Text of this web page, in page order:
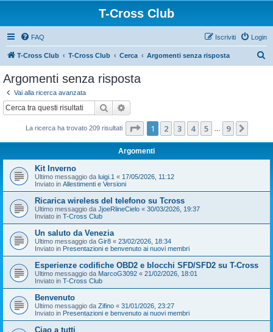
T-Cross Club
FAQ Login
Iscriviti
T-Cross Club T-Cross Club Cerca Argomenti senza risposta
Argomenti senza risposta
Vai alla ricerca avanzata
Cerca
La ricerca ha trovato 209 risultati Pagina di
1 2 3 4 5 9
Argomenti
Kit Inverno
Ultimo messaggio da luigi.1 « 17/05/2026, 11:12
Inviato in Allestimenti e Versioni
Ricarica wireless del telefono su Tcross
Ultimo messaggio da JjoeRlineCielo « 30/03/2026, 19:37
Inviato in T-Cross Club
Un saluto da Venezia
Ultimo messaggio da Gir8 « 23/02/2026, 18:34
Inviato in Presentazioni e benvenuto ai nuovi membri
Esperienze codifiche OBD2 e blocchi SFD/SFD2 su T-Cross
Ultimo messaggio da MarcoG3092 « 21/02/2026, 18:01
Inviato in T-Cross Club
Benvenuto
Ultimo messaggio da Zifino « 31/01/2026, 23:27
Inviato in Presentazioni e benvenuto ai nuovi membri
Ciao a tutti